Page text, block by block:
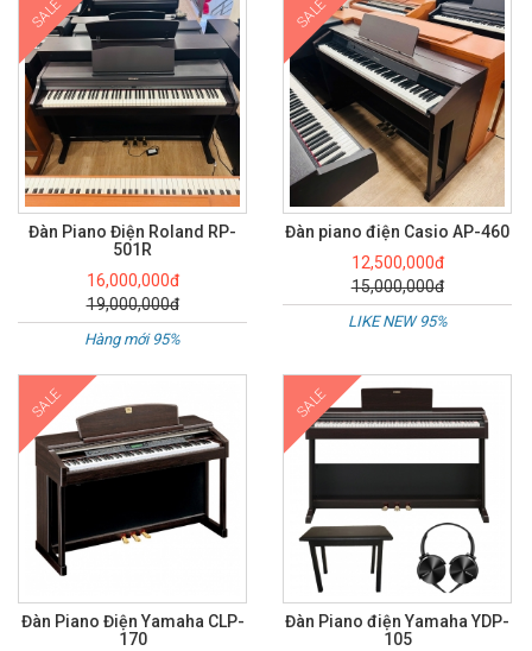
SALE
Đàn Piano Điện Roland RP-
501R
16,000,000đ
19,000,000đ
Hàng mới 95%
SALE
Đàn piano điện Casio AP-460
12,500,000đ
15,000,000đ
LIKE NEW 95%
SALE
Đàn Piano Điện Yamaha CLP-
170
SALE
Đàn Piano điện Yamaha YDP-
105